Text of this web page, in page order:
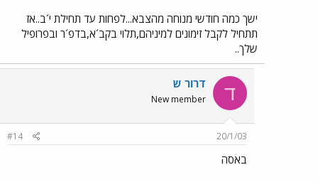
ישך כמה חודשי מנוחה מהצבא...לפחות עד תחילת י´ב..אז
תתחיל לקבל זימונים למיניהם,תלוי בקב´א,בדפ´ר ובפרופיל
שלך..
ד דרור ש
New member
20/1/03
#14
באסה